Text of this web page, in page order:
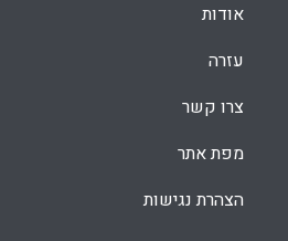
אודות
עזרה
צרו קשר
מפת אתר
הצהרת נגישות